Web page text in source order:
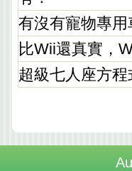
有沒有寵物專
比Wii還真實，
超級七人座方